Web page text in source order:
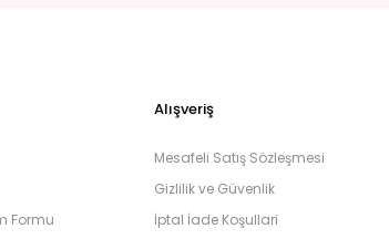
Formu
Alışveriş
Mesafeli Satış Sözleşmesi
Gizlilik ve Güvenlik
İptal İade Koşullari